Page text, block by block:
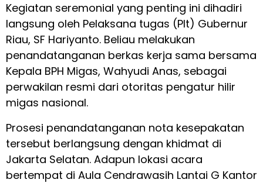
Kegiatan seremonial yang penting ini dihadiri
langsung oleh Pelaksana tugas (Plt) Gubernur
Riau, SF Hariyanto. Beliau melakukan
penandatanganan berkas kerja sama bersama
Kepala BPH Migas, Wahyudi Anas, sebagai
perwakilan resmi dari otoritas pengatur hilir
migas nasional.
Prosesi penandatanganan nota kesepakatan
tersebut berlangsung dengan khidmat di
Jakarta Selatan. Adapun lokasi acara
bertempat di Aula Cendrawasih Lantai G Kantor